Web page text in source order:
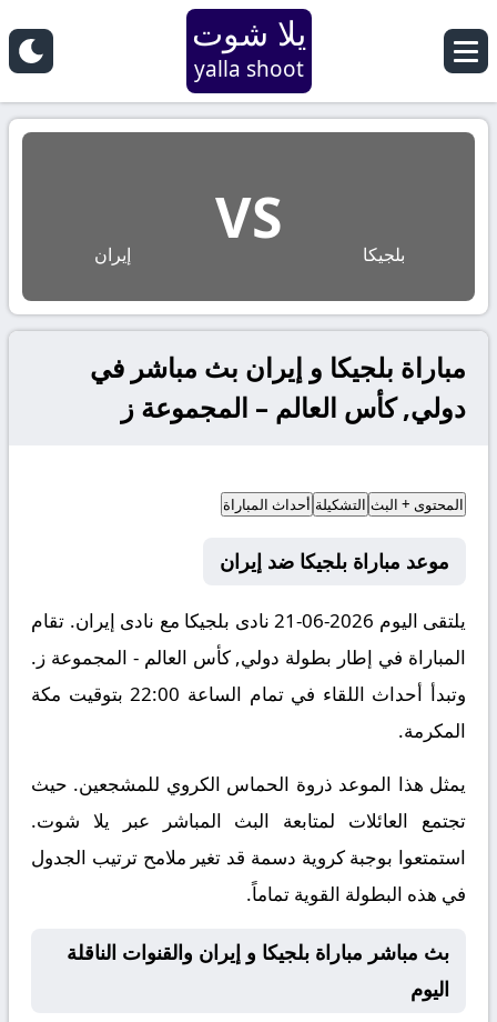
يلا شوت
yalla shoot
بلجيكا
VS
إيران
مباراة بلجيكا و إيران بث مباشر في
دولي, كأس العالم – المجموعة ز
المحتوى + البث التشكيلة أحداث المباراة
موعد مباراة بلجيكا ضد إيران
يلتقى اليوم 2026-06-21 نادى بلجيكا مع نادى إيران. تقام
المباراة في إطار بطولة دولي, كأس العالم - المجموعة ز.
وتبدأ أحداث اللقاء في تمام الساعة 22:00 بتوقيت مكة
المكرمة.
يمثل هذا الموعد ذروة الحماس الكروي للمشجعين. حيث
تجتمع العائلات لمتابعة البث المباشر عبر يلا شوت.
استمتعوا بوجبة كروية دسمة قد تغير ملامح ترتيب الجدول
في هذه البطولة القوية تماماً.
بث مباشر مباراة بلجيكا و إيران والقنوات الناقلة
اليوم